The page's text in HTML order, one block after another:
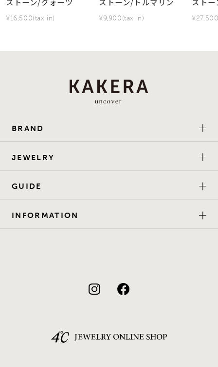
¥16,500(tax in) ¥9,900(tax in)
BRAND
JEWELRY
GUIDE
INFORMATION